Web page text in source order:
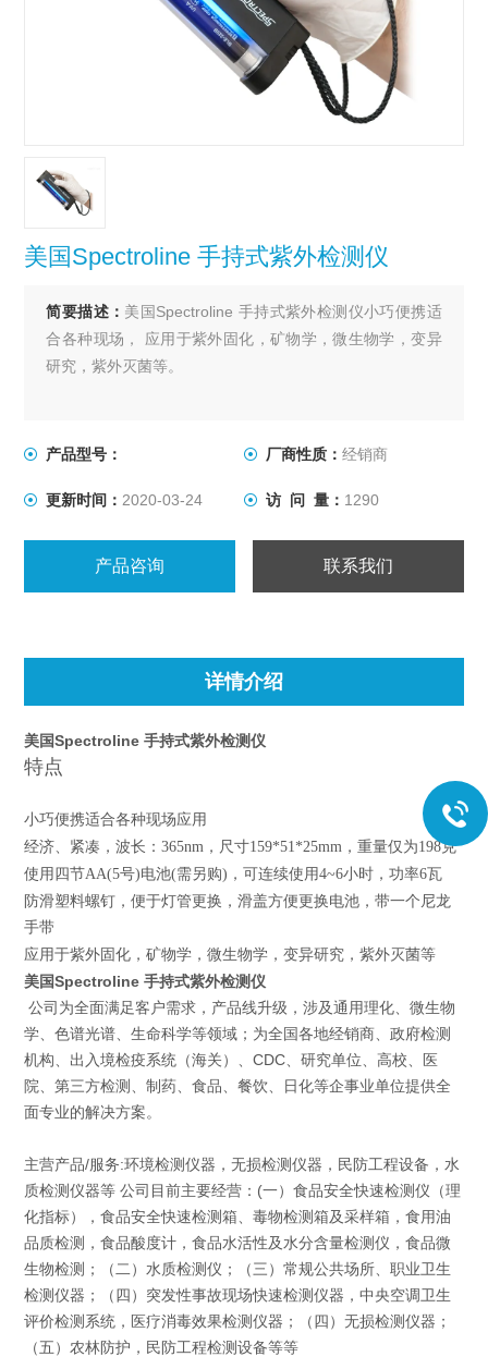
美国Spectroline 手持式紫外检测仪
简要描述： 美国Spectroline 手持式紫外检测仪小巧便携适
合各种现场， 应用于紫外固化，矿物学，微生物学，变异
研究，紫外灭菌等。
产品型号： 厂商性质： 经销商
更新时间： 2020-03-24 访 问 量： 1290
产品咨询 联系我们
详情介绍
美国Spectroline 手持式紫外检测仪
特点
小巧便携适合各种现场应用
经济、紧凑，波长：365nm，尺寸159*51*25mm，重量仅为198克
使用四节AA(5号)电池(需另购)，可连续使用4~6小时，功率6瓦
防滑塑料螺钉，便于灯管更换，滑盖方便更换电池，带一个尼龙
手带
应用于紫外固化，矿物学，微生物学，变异研究，紫外灭菌等
美国Spectroline 手持式紫外检测仪
公司为全面满足客户需求，产品线升级，涉及通用理化、微生物
学、色谱光谱、生命科学等领域；为全国各地经销商、政府检测
机构、出入境检疫系统（海关）、CDC、研究单位、高校、医
院、第三方检测、制药、食品、餐饮、日化等企事业单位提供全
面专业的解决方案。
主营产品/服务:环境检测仪器，无损检测仪器，民防工程设备，水
质检测仪器等 公司目前主要经营：(一）食品安全快速检测仪（理
化指标），食品安全快速检测箱、毒物检测箱及采样箱，食用油
品质检测，食品酸度计，食品水活性及水分含量检测仪，食品微
生物检测；（二）水质检测仪；（三）常规公共场所、职业卫生
检测仪器；（四）突发性事故现场快速检测仪器，中央空调卫生
评价检测系统，医疗消毒效果检测仪器；（四）无损检测仪器；
（五）农林防护，民防工程检测设备等等